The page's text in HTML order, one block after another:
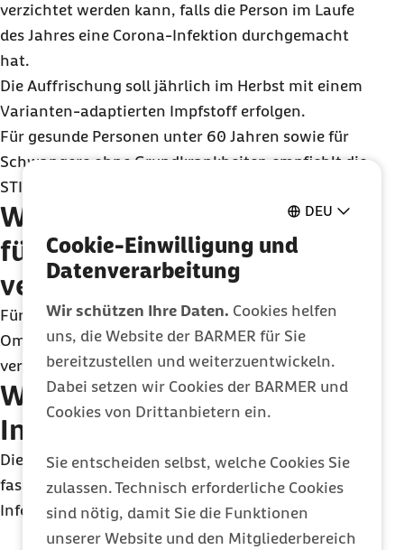
DEU
Cookie-Einwilligung und
Datenverarbeitung
Wir schützen Ihre Daten. Cookies helfen
uns, die Website der BARMER für Sie
bereitzustellen und weiterzuentwickeln.
Dabei setzen wir Cookies der BARMER und
Cookies von Drittanbietern ein.
Sie entscheiden selbst, welche Cookies Sie
zulassen. Technisch erforderliche Cookies
sind nötig, damit Sie die Funktionen
unserer Website und den Mitgliederbereich
verzichtet werden kann, falls die Person im Laufe
des Jahres eine Corona-Infektion durchgemacht
hat.
Die Auffrischung soll jährlich im Herbst mit einem
Varianten-adaptierten Impfstoff erfolgen.
Für gesunde Personen unter 60 Jahren sowie für
Schwangere ohne Grundkrankheiten empfiehlt die
STIKO keine weiteren Auffrischungen.
Welche Impfstoffe werden
für die Auffrischimpfung
verwendet?
Für die Auffrischung werden an die
Omikronvariante XBB.1.5 angepasste Impfstoffe
verwendet.
Wo erhalte ich weitere
Informationen?
Die Bundeszentrale für gesundheitliche Aufklärung
fasst auf ihrerInternetseitealle wichtigen
Informationen zur Auffrischimpfung zusammen.